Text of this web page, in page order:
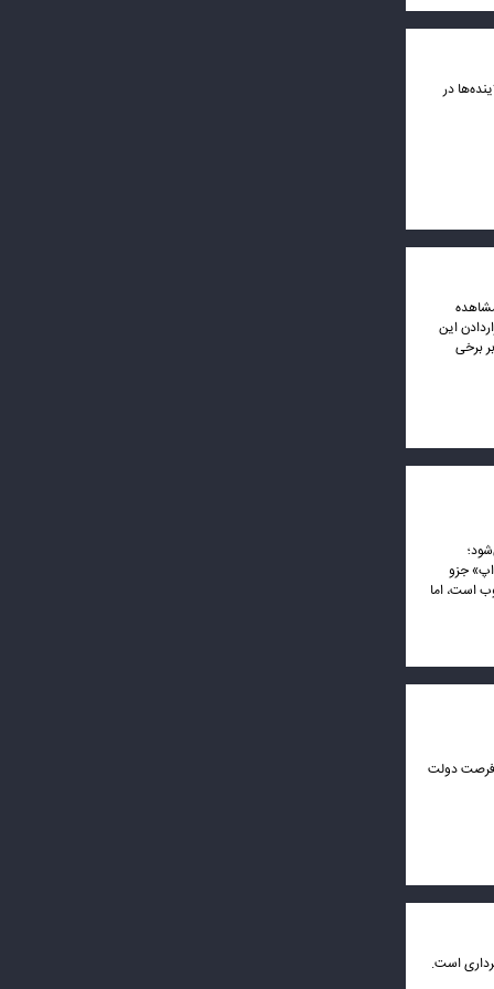
در
این
برخی
جزو
است، اما
فرصت دولت
است.